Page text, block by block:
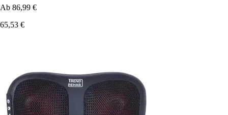
Ab 86,99 €
65,53 €